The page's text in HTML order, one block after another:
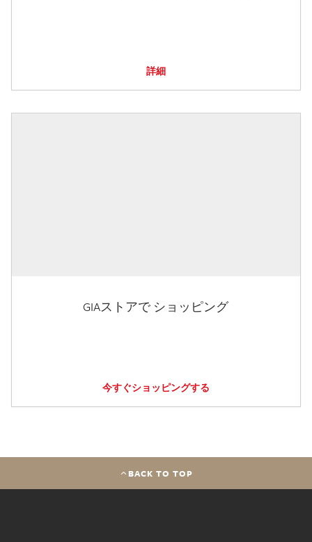
詳細
GIAストアで ショッピング
今すぐショッピングする
BACK TO TOP